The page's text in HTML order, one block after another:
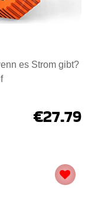
es Strom gibt?
€27.79